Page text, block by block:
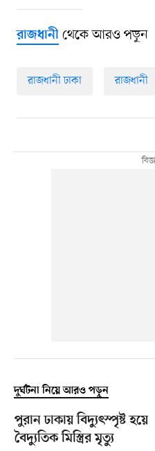
রাজধানীথেকে আরও পড়ুন
রাজধানী ঢাকা রাজধানী
দুর্ঘটনা নিয়ে আরও পড়ুন
পুরান ঢাকায় বিদ্যুৎস্পৃষ্ট হয়ে
বৈদ্যুতিক মিস্ত্রির মৃত্যু